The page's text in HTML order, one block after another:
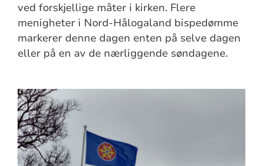
ved forskjellige måter i kirken. Flere
menigheter i Nord-Hålogaland bispedømme
markerer denne dagen enten på selve dagen
eller på en av de nærliggende søndagene.